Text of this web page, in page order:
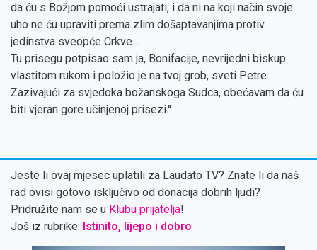
da ću s Božjom pomoći ustrajati, i da ni na koji način svoje
uho ne ću upraviti prema zlim došaptavanjima protiv
jedinstva sveopće Crkve…
Tu prisegu potpisao sam ja, Bonifacije, nevrijedni biskup
vlastitom rukom i položio je na tvoj grob, sveti Petre.
Zazivajući za svjedoka božanskoga Sudca, obećavam da ću
biti vjeran gore učinjenoj prisezi.''
Jeste li ovaj mjesec uplatili za Laudato TV? Znate li da naš
rad ovisi gotovo isključivo od donacija dobrih ljudi?
Pridružite nam se u Klubu prijatelja!
Još iz rubrike: Istinito, lijepo i dobro